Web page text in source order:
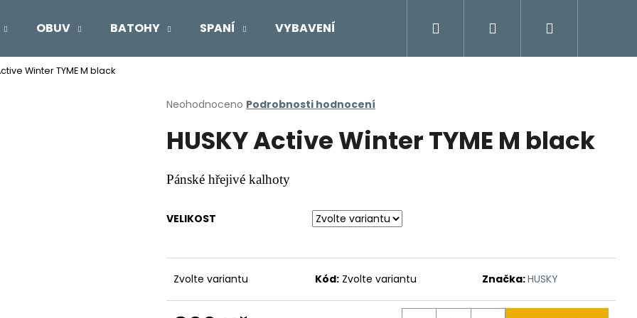
OBUV BATOHY SPANÍ VYBAVENÍ Moje objednávka
Přihlášení
Winter TYME M black
Průměrné
produktu
je
z
5
Neohodnoceno Podrobnosti hodnocení
HUSKY Active Winter TYME M black
Pánské hřejivé kalhoty
VELIKOST
Zvolte variantu Kód: Zvolte variantu Značka:HUSKY
Co potřebujete najít?
HLEDAT